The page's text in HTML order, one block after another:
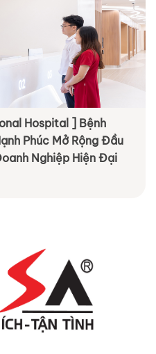
Hospital ] Bệnh
Rộng Đầu
Nghiệp Hiện Đại